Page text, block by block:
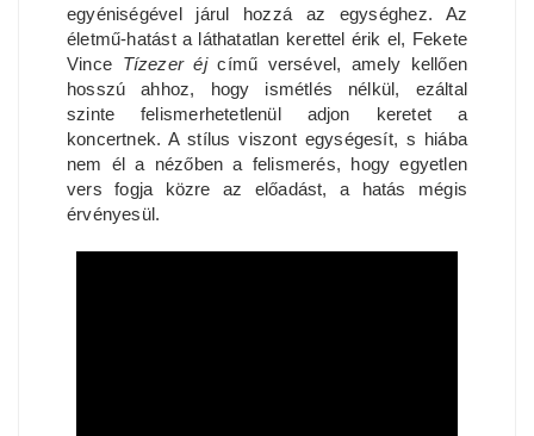
egyéniségével járul hozzá az egységhez. Az
életmű-hatást a láthatatlan kerettel érik el, Fekete
Vince Tízezer éjcímű versével, amely kellően
hosszú ahhoz, hogy ismétlés nélkül, ezáltal
szinte felismerhetetlenül adjon keretet a
koncertnek. A stílus viszont egységesít, s hiába
nem él a nézőben a felismerés, hogy egyetlen
vers fogja közre az előadást, a hatás mégis
érvényesül.